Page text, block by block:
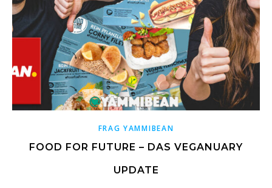
FRAG YAMMIBEAN
FOOD FOR FUTURE – DAS VEGANUARY
UPDATE